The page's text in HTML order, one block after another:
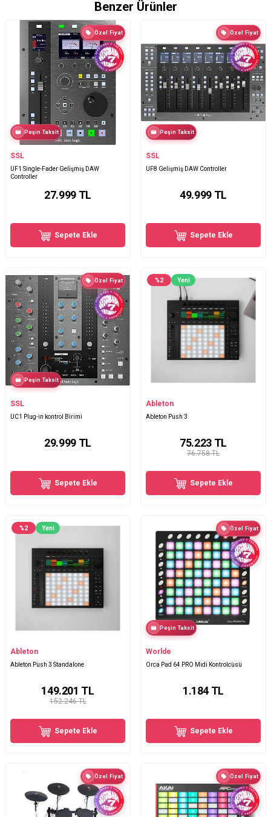
Benzer Ürünler
Özel Fiyat
Peşin Taksit
SSL
UF1 Single-Fader Gelişmiş DAW
Controller
27.999TL
Sepete Ekle
Özel Fiyat
Peşin Taksit
SSL
UF8 Gelişmiş DAW Controller
49.999TL
Sepete Ekle
Özel Fiyat
Peşin Taksit
SSL
UC1 Plug-in kontrol Birimi
29.999TL
Sepete Ekle
%2 Yeni
Ableton
Ableton Push 3
76.758 TL
75.223TL
Sepete Ekle
%2 Yeni
Ableton
Ableton Push 3 Standalone
152.246 TL
149.201 TL
Sepete Ekle
Özel Fiyat
Peşin Taksit
Worlde
Orca Pad 64 PRO Midi Kontrolcüsü
1.184 TL
Sepete Ekle
Özel Fiyat Özel Fiyat